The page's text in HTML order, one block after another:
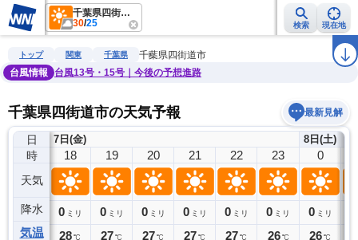
千葉県四街道市
30/25 検索 現在地
雨雲レーダー 台風情報 地震情報 ラ
トップ 関東 千葉県
千葉県四街道市
台風情報
台風13号・15号｜今後の予想進路
千葉県四街道市の天気予報 最新見解
日
時
天気
降水
気温
7日(金)
17
0ミリ
29℃
18
0 ミリ
28℃
19
0 ミリ
27℃
20
0 ミリ
27℃
21
0 ミリ
27℃
22
0 ミリ
27℃
23
0 ミリ
26 ℃
8日(土)
0
0 ミリ
26℃